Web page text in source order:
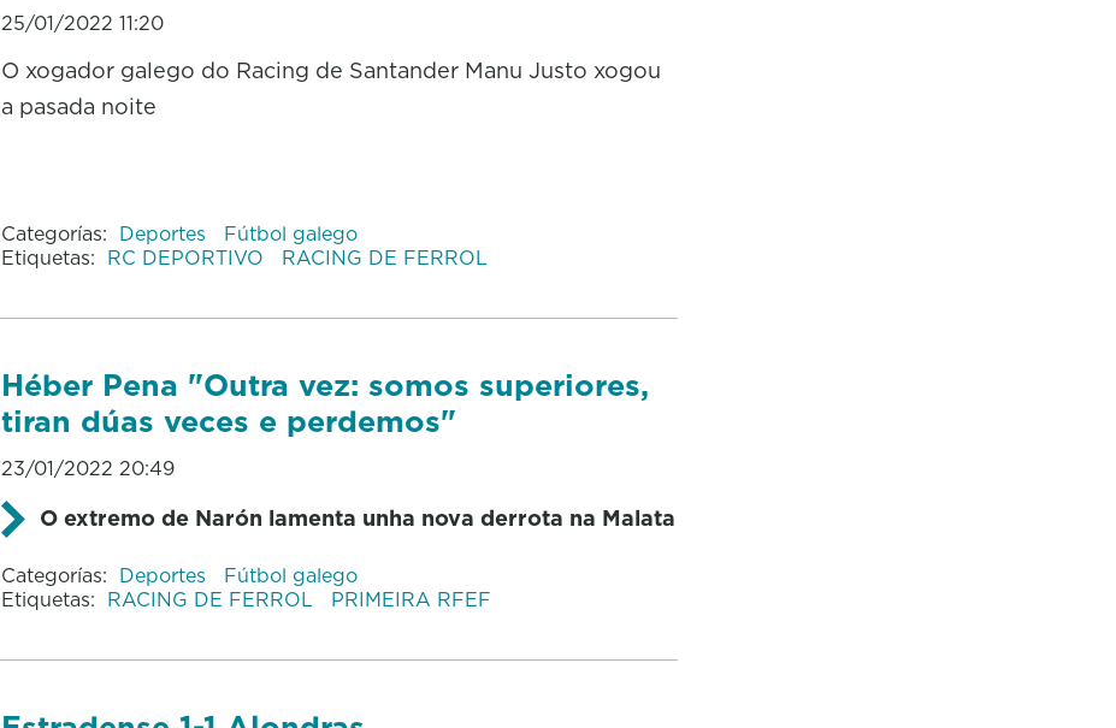
25/01/2022 11:20
O xogador galego do Racing de Santander Manu Justo xogou
a pasada noite
Categorías: Deportes
Fútbol galego
Etiquetas: RC DEPORTIVO RACING DE FERROL
Héber Pena "Outra vez: somos superiores,
tiran dúas veces e perdemos"
23/01/2022 20:49
O extremo de Narón lamenta unha nova derrota na Malata
Categorías: Deportes
Fútbol galego
Etiquetas: RACING DE FERROL PRIMEIRA RFEF